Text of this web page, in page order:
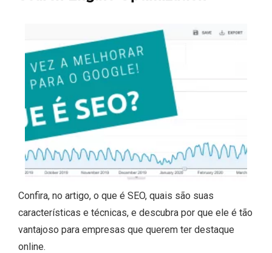
Confira, no artigo, o que é SEO, quais são suas
características e técnicas, e descubra por que ele é tão
vantajoso para empresas que querem ter destaque
online.